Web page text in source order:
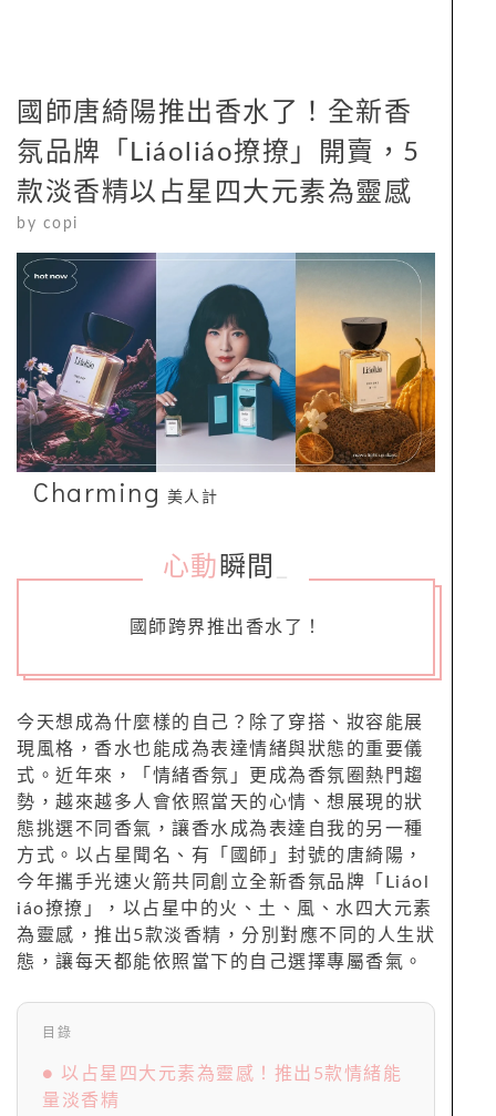
國師唐綺陽推出香水了！全新香
氛品牌「Liáoliáo撩撩」開賣，5
款淡香精以占星四大元素為靈感
by copi
Charming 美人計
心動 瞬間
國師跨界推出香水了！
今天想成為什麼樣的自己？除了穿搭、妝容能展
現風格，香水也能成為表達情緒與狀態的重要儀
式。近年來，「情緒香氛」更成為香氛圈熱門趨
勢，越來越多人會依照當天的心情、想展現的狀
態挑選不同香氣，讓香水成為表達自我的另一種
方式。以占星聞名、有「國師」封號的唐綺陽，
今年攜手光速火箭共同創立全新香氛品牌「Liáol
iáo撩撩」，以占星中的火、土、風、水四大元素
為靈感，推出5款淡香精，分別對應不同的人生狀
態，讓每天都能依照當下的自己選擇專屬香氣。
目錄
● 以占星四大元素為靈感！推出5款情緒能
量淡香精